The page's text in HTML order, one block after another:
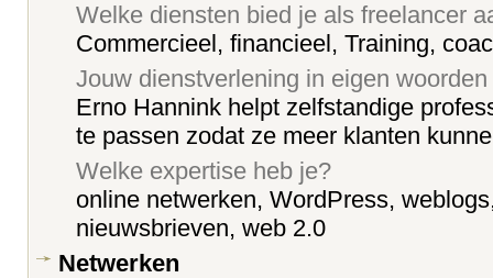
Welke diensten bied je als freelancer
Commercieel, financieel, Training,
Jouw dienstverlening in eigen woorden
Erno Hannink helpt zelfstandige
te passen zodat ze meer klanten
Welke expertise heb je?
online netwerken, WordPress,
nieuwsbrieven, web 2.0
Netwerken